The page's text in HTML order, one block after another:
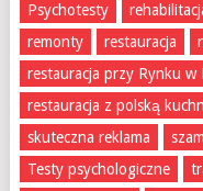
Psychotesty
remonty
restauracja
restauracja przy Rynku w
restauracja z polską
skuteczna reklama
Testy psychologiczne